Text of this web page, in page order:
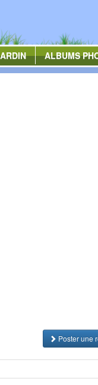
ALBUMS
Poster une